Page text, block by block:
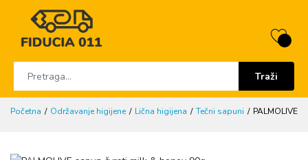
Traži
Početna Održavanje higijene Lična higijena Tečni sapuni PALMOLIVE